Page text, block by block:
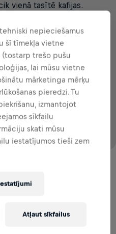
vienā tasītē kafijas.
79mg
UZ 250 ml
~57mg
UZ 250 ml
~28mg
UZ 250 ml
~113 mg
UZ 250 ml
79mg
UZ 250 ml
2015), EFSA (2015)
sastopama cilvēka
uzturā.
procesu spektrā, tostarp
nepieciešamus
šī tīmekļa vietne
trešo pušu
lai mūsu vietne
mārketinga mērķu
pieredzi. Tu
izmantojot
sīkfailu
skati mūsu
iestatījumos tieši zem
Atļaut sīkfailus